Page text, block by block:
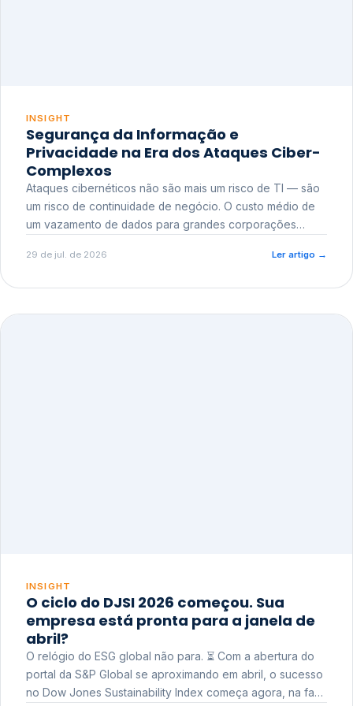
INSIGHT
Segurança da Informação e
Privacidade na Era dos Ataques Ciber-
Complexos
Ataques cibernéticos não são mais um risco de TI — são
um risco de continuidade de negócio. O custo médio de
um vazamento de dados para grandes corporações
reputacional e o risco regulatório junto a órgãos como a
29 de jul. de 2026 Ler artigo →
INSIGHT
O ciclo do DJSI 2026 começou. Sua
empresa está pronta para a janela de
abril?
O relógio do ESG global não para. ⏳ Com a abertura do
portal da S&P Global se aproximando em abril, o sucesso
no Dow Jones Sustainability Index começa agora, na fase